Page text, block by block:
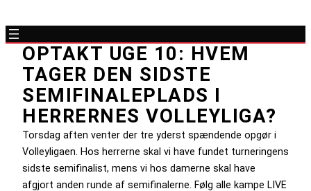
OPTAKT UGE 10: HVEM
TAGER DEN SIDSTE
SEMIFINALEPLADS I
HERRERNES VOLLEYLIGA?
Torsdag aften venter der tre yderst spændende opgør i
Volleyligaen. Hos herrerne skal vi have fundet turneringens
sidste semifinalist, mens vi hos damerne skal have
afgjort anden runde af semifinalerne. Følg alle kampe LIVE